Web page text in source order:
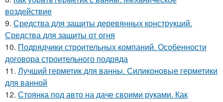
воздействие
9. Средства для защиты деревянных конструкций.
Средства для защиты от огня
10. Подрядчики строительных компаний. Особенности
договора строительного подряда
11. Лучший герметик для ванны. Силиконовые герметики
для ванной
12. Стоянка под авто на даче своими руками. Как